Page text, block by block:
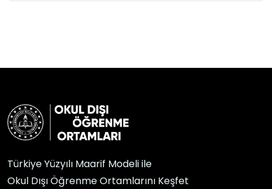
Türkiye Yüzyılı Maarif Modeli ile
Okul Dışı Öğrenme Ortamlarını Keşfet